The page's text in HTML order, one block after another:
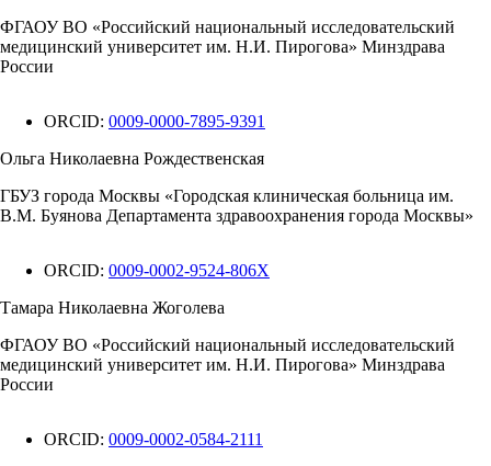
ФГАОУ ВО «Российский национальный исследовательский
медицинский университет им. Н.И. Пирогова» Минздрава
России
ORCID: 0009-0000-7895-9391
Ольга Николаевна Рождественская
ГБУЗ города Москвы «Городская клиническая больница им.
В.М. Буянова Департамента здравоохранения города Москвы»
ORCID: 0009-0002-9524-806X
Тамара Николаевна Жоголева
ФГАОУ ВО «Российский национальный исследовательский
медицинский университет им. Н.И. Пирогова» Минздрава
России
ORCID: 0009-0002-0584-2111